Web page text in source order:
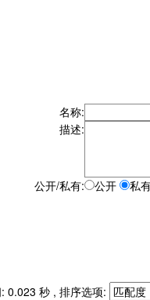
名称:
描述:
公开/私有: 公开
私
0.023 秒 , 排序选项: